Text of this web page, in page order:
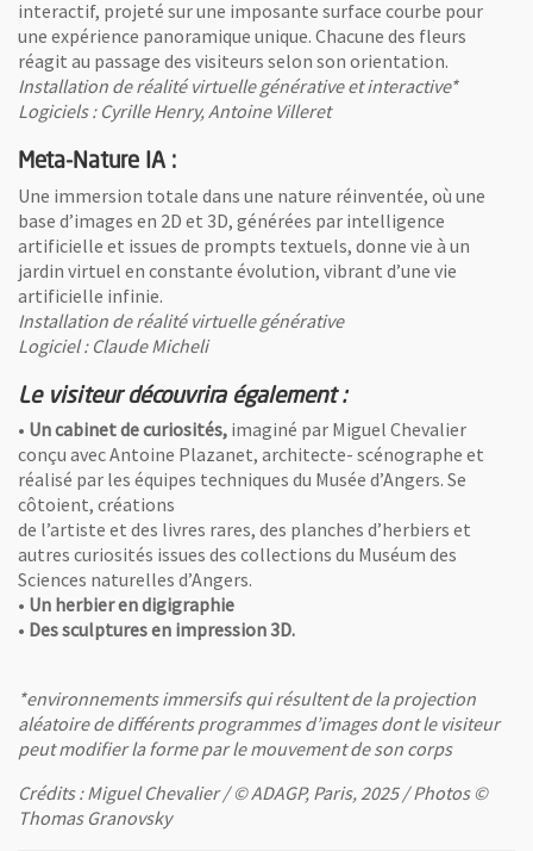
interactif, projeté sur une imposante surface courbe pour
une expérience panoramique unique. Chacune des fleurs
réagit au passage des visiteurs selon son orientation.
Installation de réalité virtuelle générative et interactive*
Logiciels : Cyrille Henry, Antoine Villeret
Meta-Nature IA :
Une immersion totale dans une nature réinventée, où une
base d’images en 2D et 3D, générées par intelligence
artificielle et issues de prompts textuels, donne vie à un
jardin virtuel en constante évolution, vibrant d’une vie
artificielle infinie.
Installation de réalité virtuelle générative
Logiciel : Claude Micheli
Le visiteur découvrira également :
• Un cabinet de curiosités, imaginé par Miguel Chevalier
conçu avec Antoine Plazanet, architecte- scénographe et
réalisé par les équipes techniques du Musée d’Angers. Se
côtoient, créations
de l’artiste et des livres rares, des planches d’herbiers et
autres curiosités issues des collections du Muséum des
Sciences naturelles d’Angers.
• Un herbier en digigraphie
• Des sculptures en impression 3D.
*environnements immersifs qui résultent de la projection
aléatoire de différents programmes d’images dont le visiteur
peut modifier la forme par le mouvement de son corps
Crédits : Miguel Chevalier / © ADAGP, Paris, 2025 / Photos ©
Thomas Granovsky